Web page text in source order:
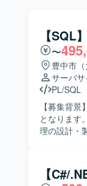
【SQL
〜
豊中市（
サーバ
PL/SQL
【募集背
となります。 【作業内容】 金融向けシステムの基盤更改プロジェクトにおいて、データ連携処
理の設計・
を進めていただける方を
わること
【C#/